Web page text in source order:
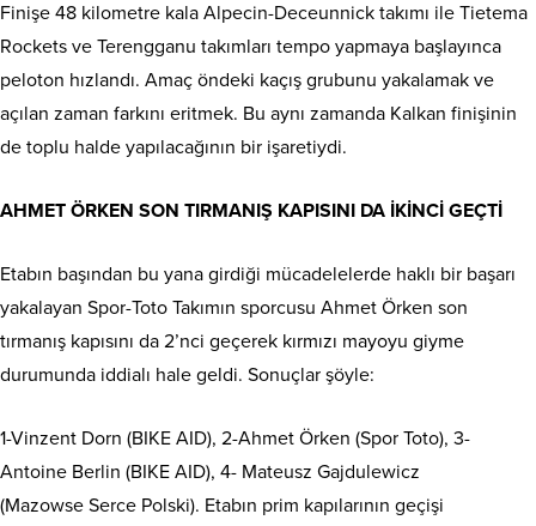
Finişe 48 kilometre kala Alpecin-Deceunnick takımı ile Tietema
Rockets ve Terengganu takımları tempo yapmaya başlayınca
peloton hızlandı. Amaç öndeki kaçış grubunu yakalamak ve
açılan zaman farkını eritmek. Bu aynı zamanda Kalkan finişinin
de toplu halde yapılacağının bir işaretiydi.
AHMET ÖRKEN SON TIRMANIŞ KAPISINI DA İKİNCİ GEÇTİ
Etabın başından bu yana girdiği mücadelelerde haklı bir başarı
yakalayan Spor-Toto Takımın sporcusu Ahmet Örken son
tırmanış kapısını da 2’nci geçerek kırmızı mayoyu giyme
durumunda iddialı hale geldi. Sonuçlar şöyle:
1-Vinzent Dorn (BIKE AID), 2-Ahmet Örken (Spor Toto), 3-
Antoine Berlin (BIKE AID), 4- Mateusz Gajdulewicz
(Mazowse Serce Polski). Etabın prim kapılarının geçişi